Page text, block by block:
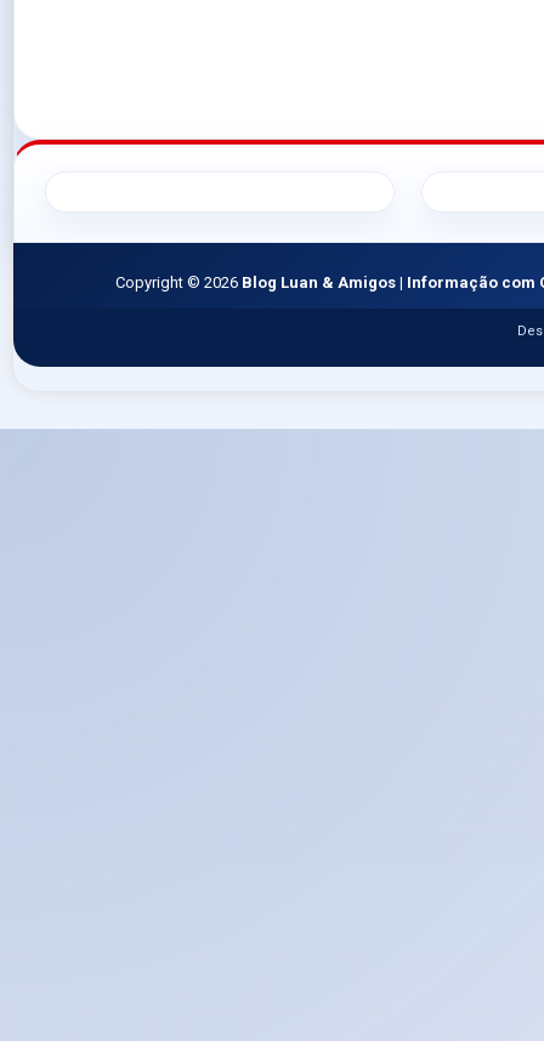
Copyright © 2026 Blog Luan & Amigos | Informação